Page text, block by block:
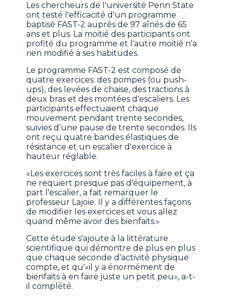
Les chercheurs de l'université Penn State
ont testé l'efficacité d'un programme
baptisé FAST-2 auprès de 97 aînés de 65
ans et plus. La moitié des participants ont
profité du programme et l'autre moitié n'a
rien modifié à ses habitudes.
Le programme FAST-2 est composé de
quatre exercices: des pompes (ou push-
ups), des levées de chaise, des tractions à
deux bras et des montées d'escaliers. Les
participants effectuaient chaque
mouvement pendant trente secondes,
suivies d'une pause de trente secondes. Ils
ont reçu quatre bandes élastiques de
résistance et un escalier d'exercice à
hauteur réglable.
«Les exercices sont très faciles à faire et ça
ne requiert presque pas d'équipement, à
part l'escalier, a fait remarquer le
professeur Lajoie. Il y a différentes façons
de modifier les exercices et vous allez
quand même avoir des bienfaits.»
Cette étude s'ajoute à la littérature
scientifique qui démontre de plus en plus
que chaque seconde d'activité physique
compte, et qu'«il y a énormément de
bienfaits à en faire juste un petit peu», a-t-
il complété.